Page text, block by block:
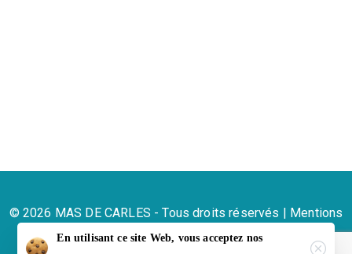
© 2026 MAS DE CARLES - Tous droits réservés | Mentions
légales
En utilisant ce site Web, vous acceptez nos